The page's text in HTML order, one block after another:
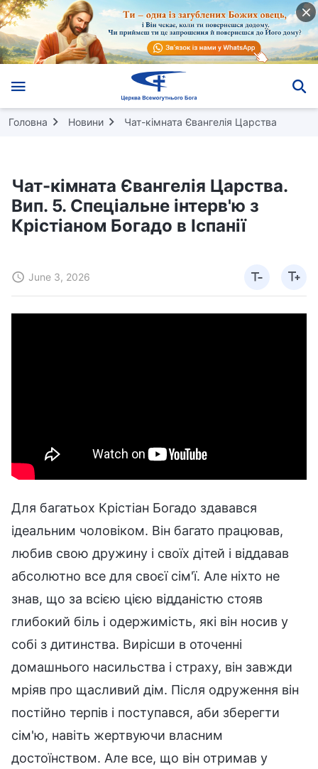
Головна Новини Чат-кімната Євангелія Царства
Чат-кімната Євангелія Царства.
Вип. 5. Спеціальне інтерв'ю з
Крістіаном Богадо в Іспанії
June 3, 2026
Для багатьох Крістіан Богадо здавався
ідеальним чоловіком. Він багато працював,
любив свою дружину і своїх дітей і віддавав
абсолютно все для своєї сім'ї. Але ніхто не
знав, що за всією цією відданістю стояв
глибокий біль і одержимість, які він носив у
собі з дитинства. Вирісши в оточенні
домашнього насильства і страху, він завжди
мріяв про щасливий дім. Після одруження він
постійно терпів і поступався, аби зберегти
сім'ю, навіть жертвуючи власним
достоїнством. Але все, що він отримав у